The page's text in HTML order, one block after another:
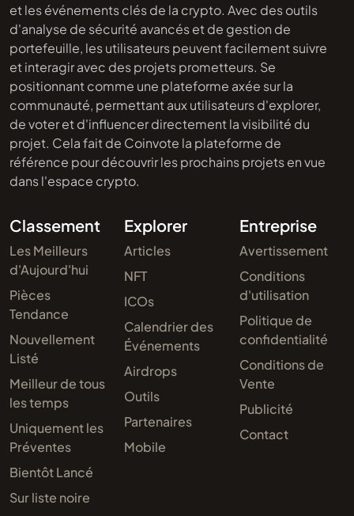
et les événements clés de la crypto. Avec des outils
d'analyse de sécurité avancés et de gestion de
portefeuille, les utilisateurs peuvent facilement suivre
et interagir avec des projets prometteurs. Se
positionnant comme une plateforme axée sur la
communauté, permettant aux utilisateurs d'explorer,
de voter et d'influencer directement la visibilité du
projet. Cela fait de Coinvote la plateforme de
référence pour découvrir les prochains projets en vue
dans l'espace crypto.
Classement
Les Meilleurs
d'Aujourd'hui
Pièces
Tendance
Nouvellement
Listé
Meilleur de tous
les temps
Uniquement les
Préventes
Bientôt Lancé
Sur liste noire
Explorer
Articles
NFT
ICOs
Calendrier des
Événements
Airdrops
Outils
Partenaires
Mobile
Entreprise
Avertissement
Conditions
d'utilisation
Politique de
confidentialité
Conditions de
Vente
Publicité
Contact